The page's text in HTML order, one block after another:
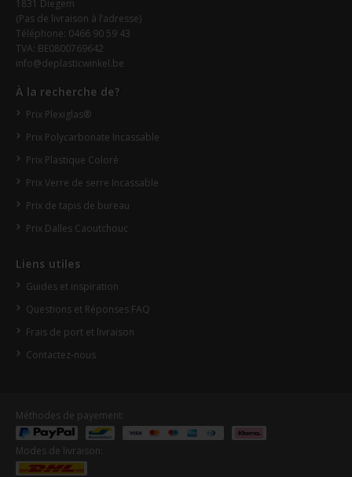
1831 Diegem
(Pas de livraison à l’adresse)
Téléphone: 0466 90 59 43
TVA: BE0800769642
info@deplasticwinkel.be
À la recherche de?
Prix Plexiglas®
Prix Polycarbonate Incassable
Prix Plastique Coloré
Prix Verre de serre Incassable
Prix de tapis de bureau
Prix Dalles Caoutchouc
Liens utiles
Guides et inspiration
Questions et Réponses FAQ
Frais de port et livraison
Contactez-nous
Méthodes de payement:
Modes de livraison: